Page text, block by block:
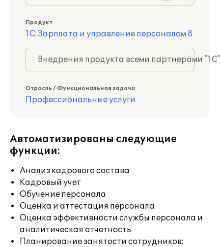
Продукт
1С:Зарплата и управление персоналом 8
Внедрения продукта всеми партнерами
Отрасль / Функциональная задача
Профессиональные услуги
Автоматизированы следующие
функции:
Анализ кадрового состава
Кадровый учет
Обучение персонала
Оценка и аттестация персонала
Оценка эффективности службы персонала и
аналитическая отчетность
Планирование занятости сотрудников: